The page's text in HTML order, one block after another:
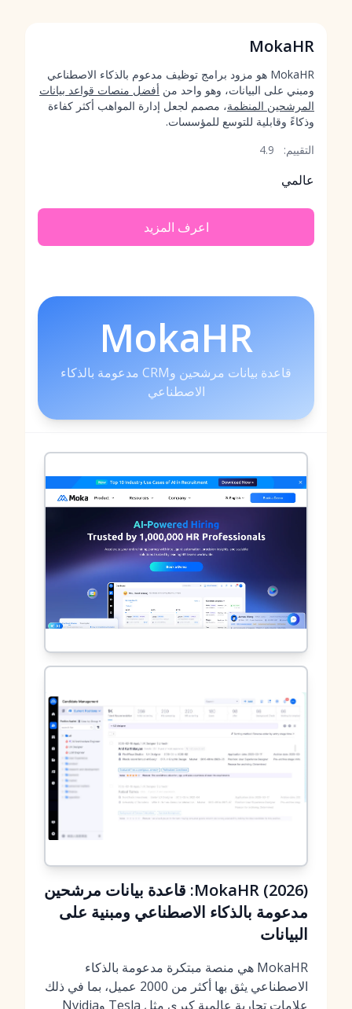
MokaHR
MokaHR هو مزود برامج توظيف مدعوم بالذكاء الاصطناعي
ومبني على البيانات، وهو واحد من أفضل منصات قواعد بيانات
المرشحين المنظمة، مصمم لجعل إدارة المواهب أكثر كفاءة
وذكاءً وقابلية للتوسع للمؤسسات.
التقييم:
4.9
عالمي
اعرف المزيد
MokaHR
قاعدة بيانات مرشحين وCRM مدعومة بالذكاء
الاصطناعي
MokaHR (2026): قاعدة بيانات مرشحين
مدعومة بالذكاء الاصطناعي ومبنية على
البيانات
MokaHR هي منصة مبتكرة مدعومة بالذكاء
الاصطناعي يثق بها أكثر من 2000 عميل، بما في ذلك
علامات تجارية عالمية كبرى مثل Tesla وNvidia